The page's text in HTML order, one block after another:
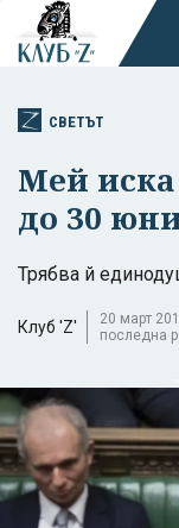
СВЕТЪТ
Мей
до 30
Трябва й
Клуб 'Z'
20 март
последна